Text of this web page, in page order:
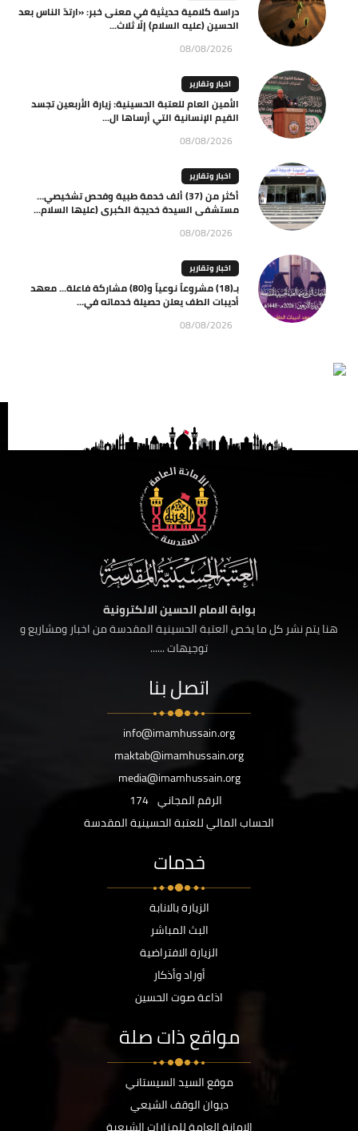
دراسة كلامية حديثية في معنى خبر: «ارتدّ الناس بعد
الحسين (عليه السلام) إلّا ثلاث...
08/08/2026
اخبار وتقارير
الأمين العام للعتبة الحسينية: زيارة الأربعين تجسد
القيم الإنسانية التي أرساها ال...
08/08/2026
اخبار وتقارير
أكثر من (37) ألف خدمة طبية وفحص تشخيصي…
مستشفى السيدة خديجة الكبرى (عليها السلام...
08/08/2026
اخبار وتقارير
بـ(18) مشروعاً نوعياً و(80) مشاركة فاعلة… معهد
أديبات الطف يعلن حصيلة خدماته في...
08/08/2026
بوابة الامام الحسين الالكترونية
هنا يتم نشر كل ما يخص العتبة الحسينية المقدسة من اخبار ومشاريع و
توجيهات ......
اتصل بنا
info@imamhussain.org
maktab@imamhussain.org
media@imamhussain.org
الرقم المجاني 174
الحساب المالي للعتبة الحسينية المقدسة
خدمات
الزيارة بالانابة
البث المباشر
الزيارة الافتراضية
أوراد وأذكار
اذاعة صوت الحسين
مواقع ذات صلة
موقع السيد السيستاني
ديوان الوقف الشيعي